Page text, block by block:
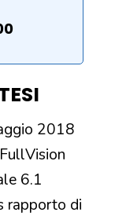
2018
6.1
rapporto di